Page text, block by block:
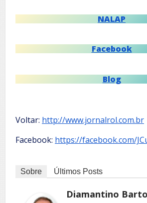
NALAP
Facebook
Blog
Voltar: http://www.jornalrol.com.br
Facebook: https://facebook.com/
Sobre Últimos Posts
Diamantino